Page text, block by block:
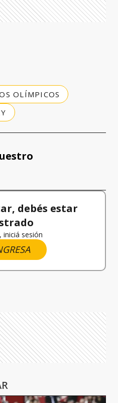
OLÍMPICOS
debés estar
iniciá sesión